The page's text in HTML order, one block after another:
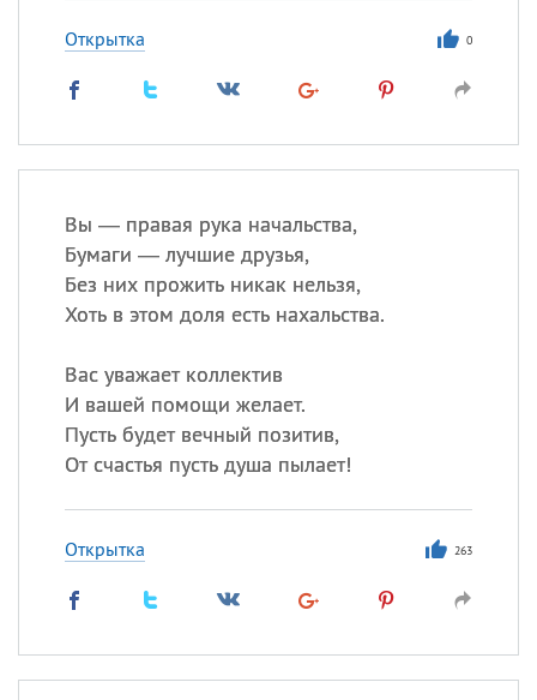
Открытка 0
Вы — правая рука начальства,
Бумаги — лучшие друзья,
Без них прожить никак нельзя,
Хоть в этом доля есть нахальства.
Вас уважает коллектив
И вашей помощи желает.
Пусть будет вечный позитив,
От счастья пусть душа пылает!
Открытка 263
Посмотреть значениеи
происхождение